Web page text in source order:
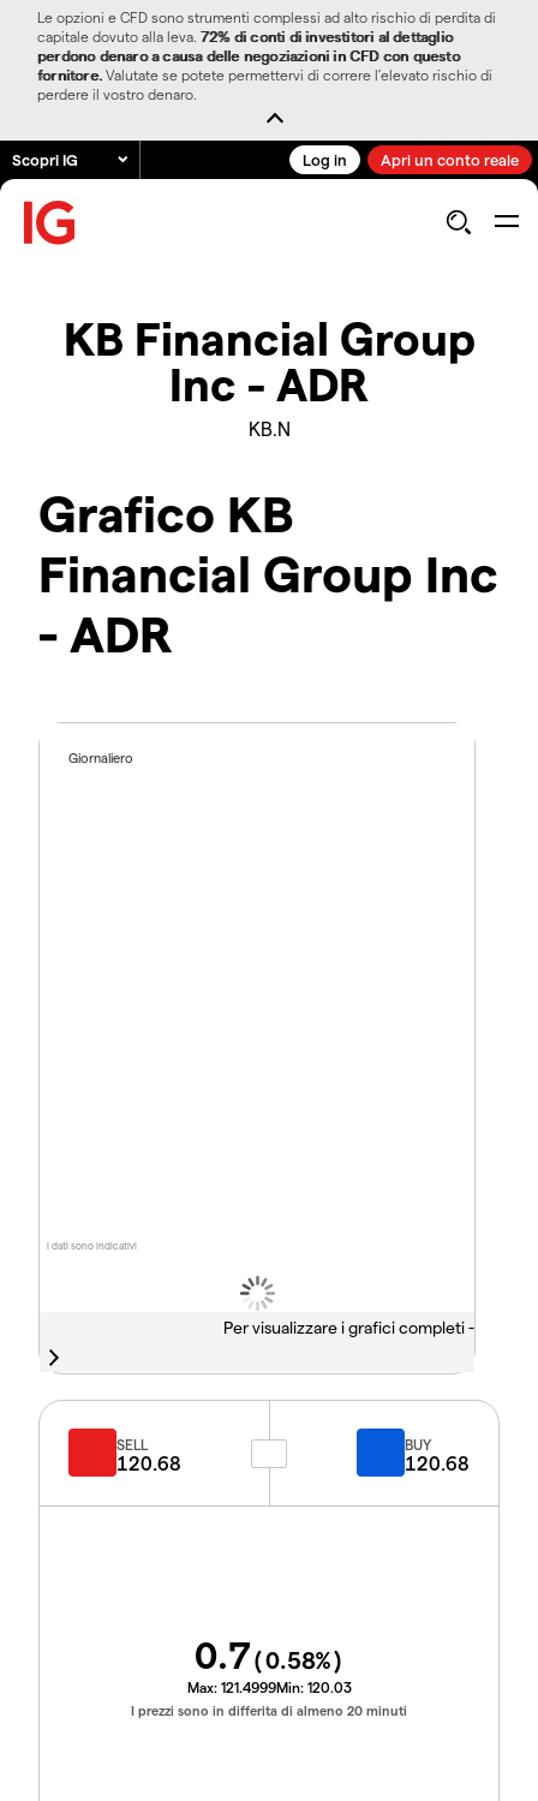
Le opzioni e CFD sono strumenti complessi ad alto rischio di perdita di
capitale dovuto alla leva. 72% di conti di investitori al dettaglio
perdono denaro a causa delle negoziazioni in CFD con questo
fornitore. Valutate se potete permettervi di correre l’elevato rischio di
perdere il vostro denaro.
Scopri IG Log in Apri un conto reale
KB Financial Group
Inc - ADR
KB.N
Grafico KB
Financial Group Inc
- ADR
I dati sono indicativi
Giornaliero
Per visualizzare i grafici completi -
SELL
120.68
BUY
120.68
0.7(0.58%)
Max: 121.4999Min: 120.03
I prezzi sono in differita di almeno 20 minuti